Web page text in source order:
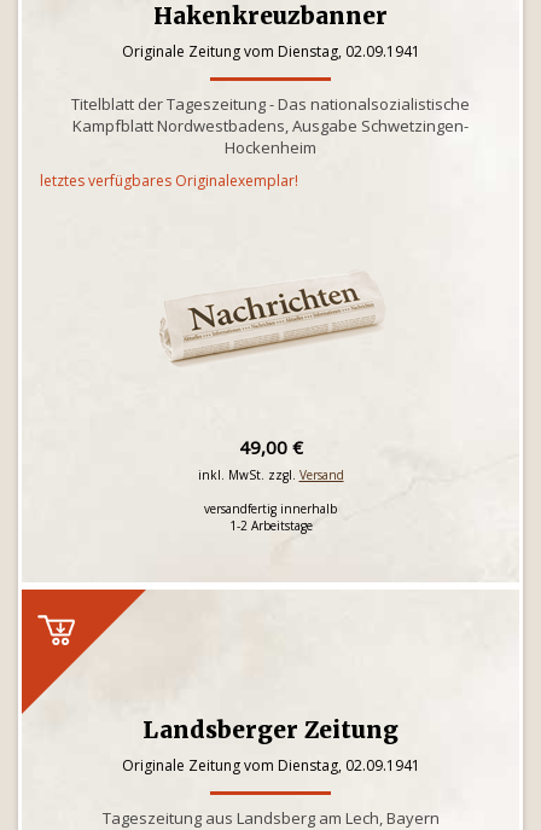
Hakenkreuzbanner
Originale Zeitung vom Dienstag, 02.09.1941
Titelblatt der Tageszeitung - Das nationalsozialistische
Kampfblatt Nordwestbadens, Ausgabe Schwetzingen-
Hockenheim
letztes verfügbares Originalexemplar!
49,00 €
inkl. MwSt. zzgl. Versand
versandfertig innerhalb
1-2 Arbeitstage
Landsberger Zeitung
Originale Zeitung vom Dienstag, 02.09.1941
Tageszeitung aus Landsberg am Lech, Bayern